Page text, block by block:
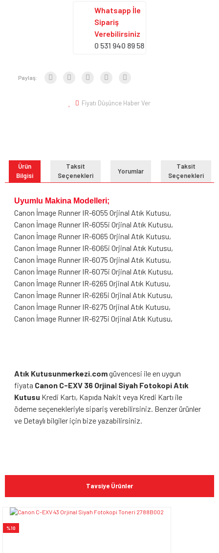
Whatsapp İle
Sipariş
Verebilirsiniz
0 531 940 89 58
Paylaş:
Fiyatı Düşünce Haber Ver
Ürün
Bilgisi
Taksit
Seçenekleri
Yorumlar
Taksit
Seçenekleri
Uyumlu Makina Modelleri;
Canon İmage Runner IR-6055 Orjinal Atık Kutusu,
Canon İmage Runner IR-6055i Orjinal Atık Kutusu,
Canon İmage Runner IR-6065 Orjinal Atık Kutusu,
Canon İmage Runner IR-6065i Orjinal Atık Kutusu,
Canon İmage Runner IR-6075 Orjinal Atık Kutusu,
Canon İmage Runner IR-6075i Orjinal Atık Kutusu,
Canon İmage Runner IR-6265 Orjinal Atık Kutusu,
Canon İmage Runner IR-6265i Orjinal Atık Kutusu,
Canon İmage Runner IR-6275 Orjinal Atık Kutusu,
Canon İmage Runner IR-6275i Orjinal Atık Kutusu,
Atık Kutusunmerkezi.comgüvencesi ile en uygun
fiyata Canon C-EXV 36 Orjinal Siyah Fotokopi Atık
Kutusu Kredi Kartı, Kapıda Nakit veya Kredi Kartı ile
ödeme seçenekleriyle sipariş verebilirsiniz. Benzer ürünler
ve Detaylı bilgiler için bize yazabilirsiniz.
Bu ürüne ilk yorumu siz yapın!
Yorum Yaz
konularda yetersiz gördüğünüz noktaları öneri formunu
kullanarak tarafımıza iletebilirsiniz.
Tavsiye Ürünler
%10